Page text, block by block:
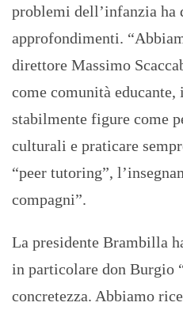
problemi dell’infanzia ha
approfondimenti.
direttore Massimo
come comunità
stabilmente figure come
culturali e praticare
“peer tutoring”,
compagni”.
La presidente Brambilla
in particolare don Burgio
concretezza. Abbiamo